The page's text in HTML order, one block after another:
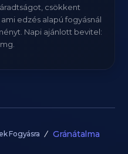
csökkent
edzés alapú fogyásnál
Napi ajánlott bevitel:
Fogyásra Gránátalma